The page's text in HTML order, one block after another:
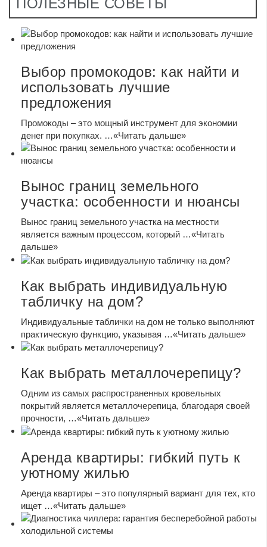
ПОЛЕЗНЫЕ СОВЕТЫ
Выбор промокодов: как найти и
использовать лучшие
предложения
Промокоды – это мощный инструмент для экономии
денег при покупках. …«Читать дальше»
Вынос границ земельного
участка: особенности и нюансы
Вынос границ земельного участка на местности
является важным процессом, который …«Читать
дальше»
Как выбрать индивидуальную
табличку на дом?
Индивидуальные таблички на дом не только выполняют
практическую функцию, указывая …«Читать дальше»
Как выбрать металлочерепицу?
Одним из самых распространенных кровельных
покрытий является металлочерепица, благодаря своей
прочности, …«Читать дальше»
Аренда квартиры: гибкий путь к
уютному жилью
Аренда квартиры – это популярный вариант для тех, кто
ищет …«Читать дальше»